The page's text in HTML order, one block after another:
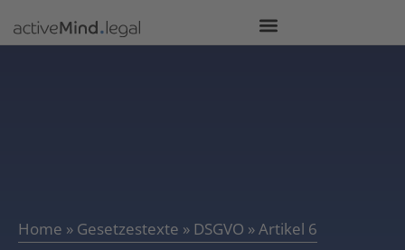
Home » Gesetzestexte » DSGVO »Artikel 6